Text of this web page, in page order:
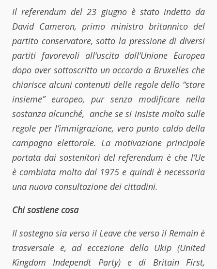
Il referendum del 23 giugno è stato indetto da
David Cameron, primo ministro britannico del
partito conservatore, sotto la pressione di diversi
partiti favorevoli all’uscita dall’Unione Europea
dopo aver sottoscritto un accordo a Bruxelles che
chiarisce alcuni contenuti delle regole dello “stare
insieme” europeo, pur senza modificare nella
sostanza alcunché, anche se si insiste molto sulle
regole per l’immigrazione, vero punto caldo della
campagna elettorale. La motivazione principale
portata dai sostenitori del referendum è che l’Ue
è cambiata molto dal 1975 e quindi è necessaria
una nuova consultazione dei cittadini.
Chi sostiene cosa
Il sostegno sia verso il Leave che verso il Remain è
trasversale e, ad eccezione dello Ukip (United
Kingdom Independt Party) e di Britain First,